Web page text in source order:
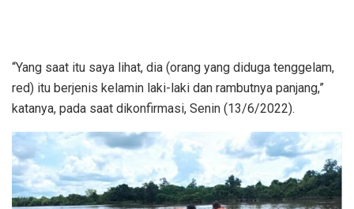
“Yang saat itu saya lihat, dia (orang yang diduga tenggelam,
red) itu berjenis kelamin laki-laki dan rambutnya panjang,”
katanya, pada saat dikonfirmasi, Senin (13/6/2022).